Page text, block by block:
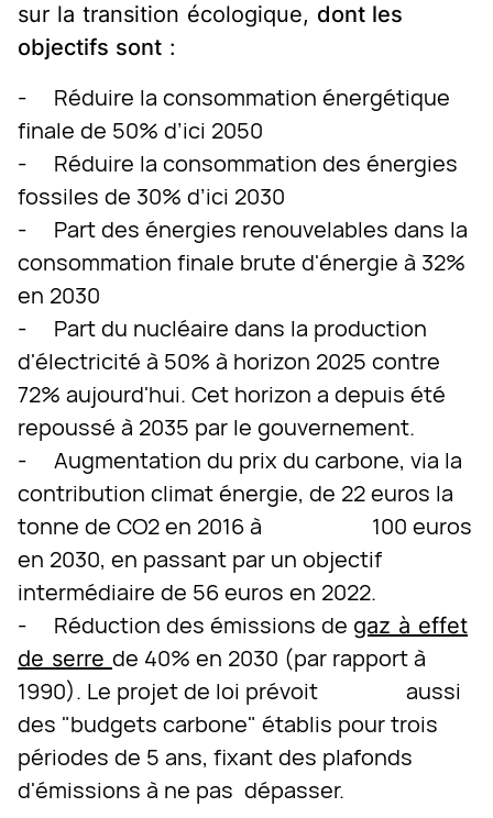
sur la transition écologique, dont les
objectifs sont :
- Réduire la consommation énergétique
finale de 50% d’ici 2050
- Réduire la consommation des énergies
fossiles de 30% d’ici 2030
- Part des énergies renouvelables dans la
consommation finale brute d'énergie à 32%
en 2030
- Part du nucléaire dans la production
d'électricité à 50% à horizon 2025 contre
72% aujourd'hui. Cet horizon a depuis été
repoussé à 2035 par le gouvernement.
- Augmentation du prix du carbone, via la
contribution climat énergie, de 22 euros la
tonne de CO2 en 2016 à 100 euros
en 2030, en passant par un objectif
intermédiaire de 56 euros en 2022.
- Réduction des émissions de gaz à effet
de serre de 40% en 2030 (par rapport à
1990). Le projet de loi prévoit aussi
des "budgets carbone" établis pour trois
périodes de 5 ans, fixant des plafonds
d'émissions à ne pas dépasser.